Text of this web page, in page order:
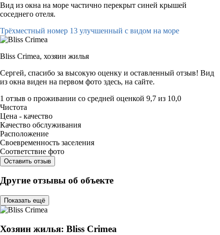
Вид из окна на море частично перекрыт синей крышей
соседнего отеля.
Трёхместный номер 13 улучшенный с видом на море
Bliss Crimea, хозяин жилья
Сергей, спасибо за высокую оценку и оставленный отзыв! Вид
из окна виден на первом фото здесь, на сайте.
1 отзыв о проживании со средней оценкой 9,7 из 10,0
Чистота
Цена - качество
Качество обслуживания
Расположение
Своевременность заселения
Соответствие фото
Оставить отзыв
Другие отзывы об объекте
Показать ещё
Хозяин жилья: Bliss Crimea